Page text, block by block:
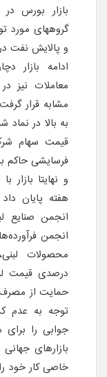
بازار بورس
گروههای مورد
و پالایش نفت
ادامه بازار
معاملات نیز
مشابه قرار
به بالا در
قیمت سهام
فرسایشی حاکم
و نهایتا
هفته پایان
انجمن صنایع
انجمن
درصدی قیمت‌
حمایت از
توجه به عدم
جوابی را
بازارهای
خاصی کار خود را